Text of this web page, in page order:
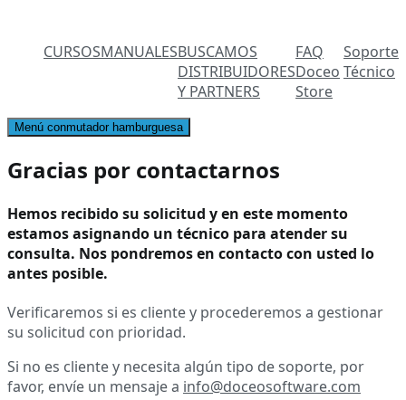
CURSOSMANUALESBUSCAMOS
DISTRIBUIDORES
Y PARTNERS
FAQ
Doceo
Store
Soporte
Técnico
Menú conmutador hamburguesa
Gracias por contactarnos
Hemos recibido su solicitud y en este momento
estamos asignando un técnico para atender su
consulta. Nos pondremos en contacto con usted lo
antes posible.
Verificaremos si es cliente y procederemos a gestionar
su solicitud con prioridad.
Si no es cliente y necesita algún tipo de soporte, por
favor, envíe un mensaje a info@doceosoftware.com